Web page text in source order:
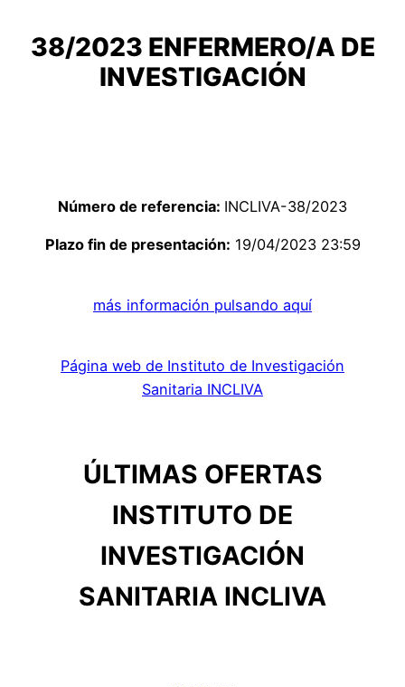
38/2023 ENFERMERO/A DE
INVESTIGACIÓN
Número de referencia: INCLIVA-38/2023
Plazo fin de presentación: 19/04/2023 23:59
más información pulsando aquí
Página web de Instituto de Investigación
Sanitaria INCLIVA
ÚLTIMAS OFERTAS
INSTITUTO DE
INVESTIGACIÓN
SANITARIA INCLIVA